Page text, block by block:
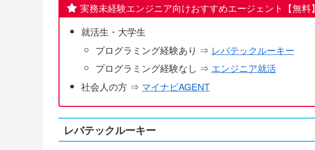
実務未経験エンジニア向けおすすめエージェント【無料】
就活生・大学生
プログラミング経験あり ⇒ レバテックルーキー
プログラミング経験なし ⇒ エンジニア就活
社会人の方 ⇒ マイナビAGENT
レバテックルーキー